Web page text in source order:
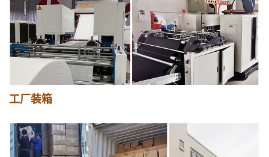
工厂装箱